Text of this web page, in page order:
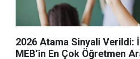
2026 Atama Sinyali Verildi:
MEB’in En Çok Öğretmen